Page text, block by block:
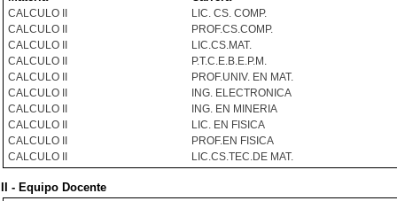
CALCULO II
LIC. CS. COMP.
CALCULO II
PROF.CS.COMP.
CALCULO II
LIC.CS.MAT.
CALCULO II
P.T.C.E.B.E.P.M.
CALCULO II
PROF.UNIV. EN MAT.
CALCULO II
ING. ELECTRONICA
CALCULO II
ING. EN MINERIA
CALCULO II
LIC. EN FISICA
CALCULO II
PROF.EN FISICA
CALCULO II
LIC.CS.TEC.DE MAT.
II - Equipo Docente